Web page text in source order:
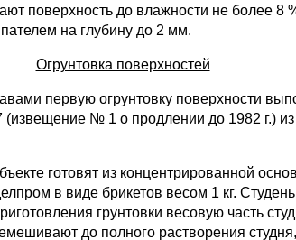
поверхность до влажности не более
на глубину до 2 мм.
Огрунтовка поверхностей
первую огрунтовку поверхности
№ 1 о продлении до 1982 г.)
готовят из концентрированной
в виде брикетов весом 1 кг.
грунтовки весовую часть
до полного растворения